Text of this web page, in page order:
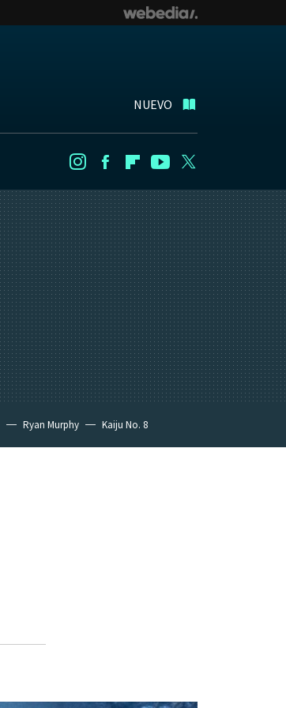
NUEVO
InstagramFacebookFlipboard
Youtube
Ryan Murphy Kaiju No. 8